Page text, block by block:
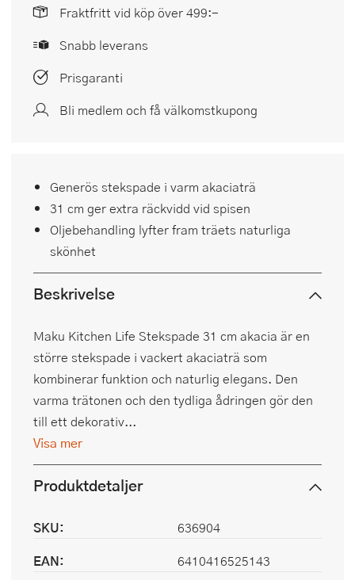
Fraktfritt vid köp över 499:-
Snabb leverans
Prisgaranti
Bli medlem och få välkomstkupong
Generös stekspade i varm akaciaträ
31 cm ger extra räckvidd vid spisen
Oljebehandling lyfter fram träets naturliga
skönhet
Beskrivelse
Maku Kitchen Life Stekspade 31 cm akacia är en
större stekspade i vackert akaciaträ som
kombinerar funktion och naturlig elegans. Den
varma trätonen och den tydliga ådringen gör den
till ett dekorativ...
Visa mer
Produktdetaljer
SKU:
636904
EAN:
6410416525143